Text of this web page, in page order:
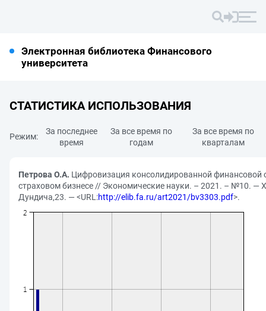
Электронная библиотека Финансового
университета
СТАТИСТИКА ИСПОЛЬЗОВАНИЯ
Режим:
За последнее
время
За все время по
годам
За все время по
кварталам
Петрова О.А. Цифровизация консолидированной финансовой
страховом бизнесе // Экономические науки. – 2021. – №10. —
Дундича,23. — <URL:http://elib.fa.ru/art2021/bv3303.pdf>.